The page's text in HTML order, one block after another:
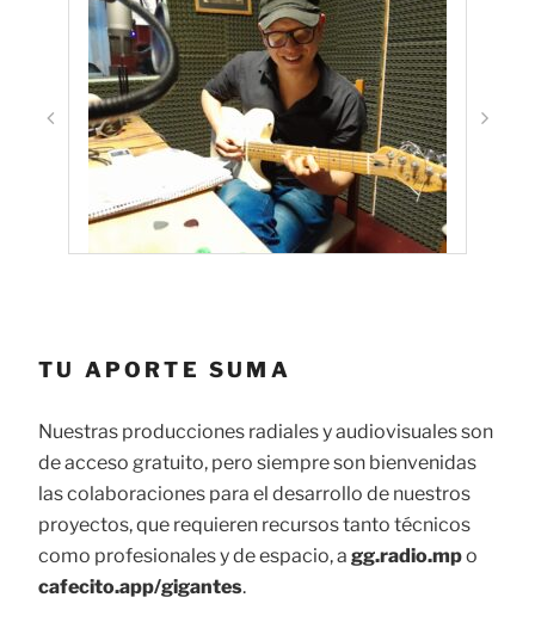
TU APORTE SUMA
Nuestras producciones radiales y audiovisuales son
de acceso gratuito, pero siempre son bienvenidas
las colaboraciones para el desarrollo de nuestros
proyectos, que requieren recursos tanto técnicos
como profesionales y de espacio, a gg.radio.mpo
cafecito.app/gigantes.